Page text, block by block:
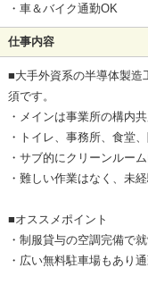
・車＆バイク通勤OK
仕事内容
■大手外資系の半導体製
須です。
・メインは事業所の構内
・トイレ、事務所、食堂
・サブ的にクリーンルー
・難しい作業はなく、未
■オススメポイント
・制服貸与の空調完備で
・広い無料駐車場もあり